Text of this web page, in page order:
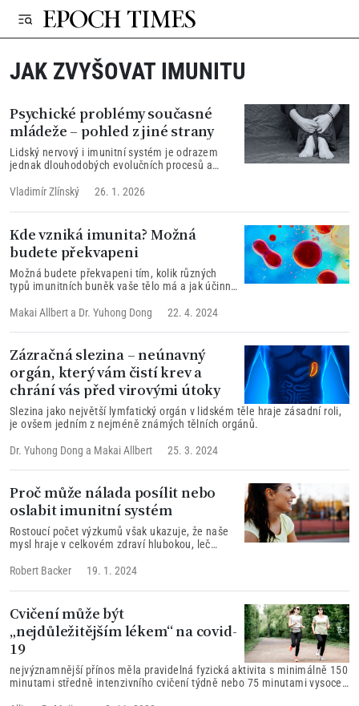
JAK ZVYŠOVAT IMUNITU
Psychické problémy současné
mládeže – pohled z jiné strany
Lidský nervový i imunitní systém je odrazem
jednak dlouhodobých evolučních procesů a
Vladimír Zlínský
26. 1. 2026
Kde vzniká imunita? Možná
budete překvapeni
Možná budete překvapeni tím, kolik různých
typů imunitních buněk vaše tělo má a jak účinně
většina těchto imunitních buněk vzniká v kostní
Makai Allbert a Dr. Yuhong Dong 22. 4. 2024
Zázračná slezina – neúnavný
orgán, který vám čistí krev a
chrání vás před virovými útoky
Slezina jako největší lymfatický orgán v lidském těle hraje zásadní roli,
je ovšem jedním z nejméně známých tělních orgánů.
Dr. Yuhong Dong a Makai Allbert 25. 3. 2024
Proč může nálada posílit nebo
oslabit imunitní systém
Rostoucí počet výzkumů však ukazuje, že naše
mysl hraje v celkovém zdraví hlubokou, leč
posílit fyzickou i duševní pohodu nebo naopak
Robert Backer 19. 1. 2024
Cvičení může být
„nejdůležitějším lékem“ na covid-
19
nejvýznamnější přínos měla pravidelná fyzická aktivita s minimálně 150
minutami středně intenzivního cvičení týdně nebo 75 minutami vysoce